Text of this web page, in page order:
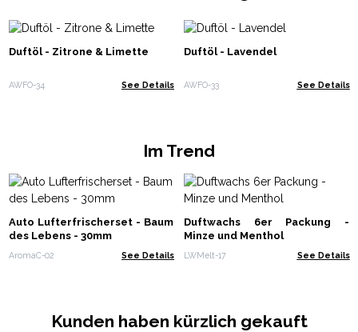
Duftöl - Zitrone & Limette
AWFO-34 See Details
Duftöl - Lavendel
AWFO-33 See Details
Im Trend
Auto Lufterfrischerset - Baum
des Lebens - 30mm
AromaC-02 See Details
Duftwachs 6er Packung -
Minze und Menthol
LWMelt-17 See Details
Kunden haben kürzlich gekauft